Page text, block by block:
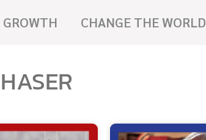
GROWTH CHANGE THE WORLD